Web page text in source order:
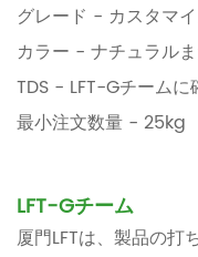
グレード - カスタマ
カラー - ナチュラル
TDS - LFT-Gチームに
最小注文数量 - 25kg
LFT-Gチーム
厦門LFTは、製品の打